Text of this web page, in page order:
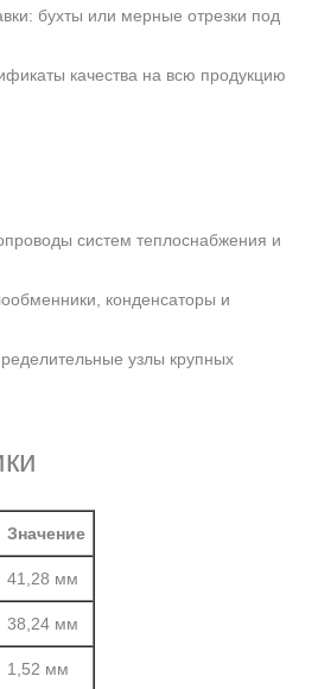
бухты или мерные отрезки под
качества на всю продукцию
систем теплоснабжения и
конденсаторы и
узлы крупных
Значение
41,28 мм
38,24 мм
1,52 мм